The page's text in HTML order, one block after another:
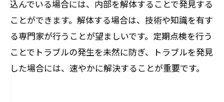
込んでいる場合には、内部を解体することで発見する
ことができます。解体する場合は、技術や知識を有す
る専門家が行うことが望ましいです。定期点検を行う
ことでトラブルの発生を未然に防ぎ、トラブルを発見
した場合には、速やかに解決することが重要です。